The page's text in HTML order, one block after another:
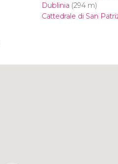
Dublinia (294 m)
Cattedrale di San